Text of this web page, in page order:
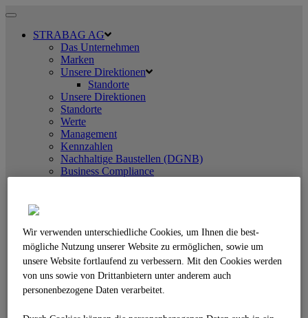
Toggle
navigationSTRABAG AG
Das Unternehmen
Marken
Unsere Direktionen
Standorte
Unsere Direktionen
Standorte
Werte
Management
Kennzahlen
Nachhaltige Baustellen (DGNB)
Business Compliance
Straßenbau
Betonstraßenbau
Betonspurbahnen
Erdbau
Erdbau
Sonderverfahren
Wir verwenden unterschiedliche Cookies, um Ihnen die best­
mögliche Nutzung unserer Website zu ermöglichen, sowie um
unsere Website fortlaufend zu verbessern. Mit den Cookies werden
von uns sowie von Drittanbietern unter anderem auch
personenbezogene Daten verarbeitet.